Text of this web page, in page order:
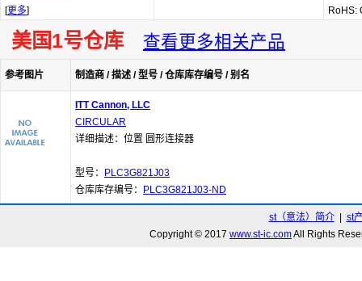
[更多]
RoHS:
美国1号仓库 查看更多相关产品
参考图片 制造商 / 描述 / 型号 / 仓库库存编号 / 别名
ITT Cannon, LLC
CIRCULAR
详细描述：位置 圆形连接器
型号：
PLC3G821J03
仓库库存编号：
PLC3G821J03-ND
st（意法）简介| st
Copyright © 2017 www.st-ic.comAll Rights